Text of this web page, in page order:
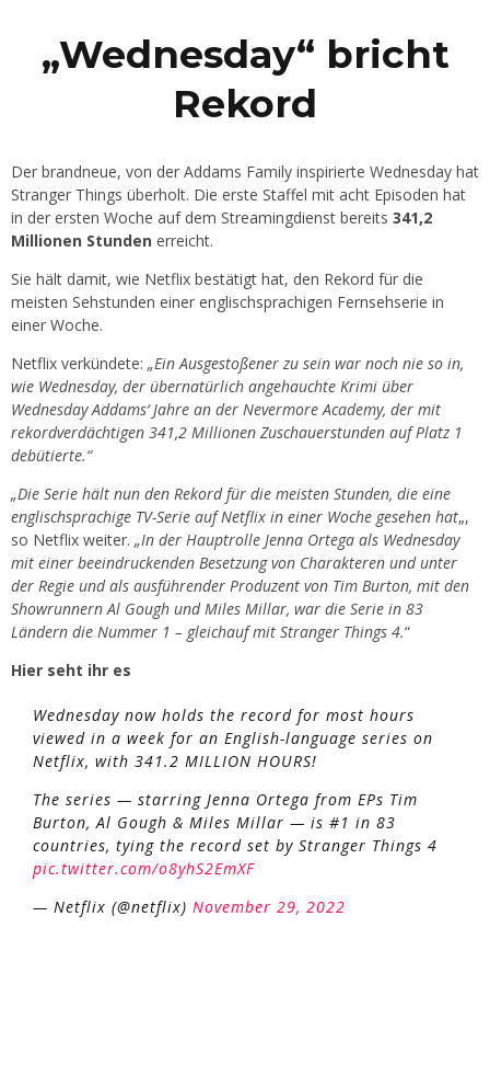
„Wednesday“ bricht
Rekord
Der brandneue, von der Addams Family inspirierte Wednesday hat
Stranger Things überholt. Die erste Staffel mit acht Episoden hat
in der ersten Woche auf dem Streamingdienst bereits 341,2
Millionen Stunden erreicht.
Sie hält damit, wie Netflix bestätigt hat, den Rekord für die
meisten Sehstunden einer englischsprachigen Fernsehserie in
einer Woche.
Netflix verkündete: „Ein Ausgestoßener zu sein war noch nie so in,
wie Wednesday, der übernatürlich angehauchte Krimi über
Wednesday Addams‘ Jahre an der Nevermore Academy, der mit
rekordverdächtigen 341,2 Millionen Zuschauerstunden auf Platz 1
debütierte.“
„Die Serie hält nun den Rekord für die meisten Stunden, die eine
englischsprachige TV-Serie auf Netflix in einer Woche gesehen hat„,
so Netflix weiter. „In der Hauptrolle Jenna Ortega als Wednesday
mit einer beeindruckenden Besetzung von Charakteren und unter
der Regie und als ausführender Produzent von Tim Burton, mit den
Showrunnern Al Gough und Miles Millar, war die Serie in 83
Ländern die Nummer 1 – gleichauf mit Stranger Things 4.“
Hier seht ihr es
Wednesday now holds the record for most hours
viewed in a week for an English-language series on
Netflix, with 341.2 MILLION HOURS!
The series — starring Jenna Ortega from EPs Tim
Burton, Al Gough & Miles Millar — is #1 in 83
countries, tying the record set by Stranger Things 4
pic.twitter.com/o8yhS2EmXF
— Netflix (@netflix) November 29, 2022